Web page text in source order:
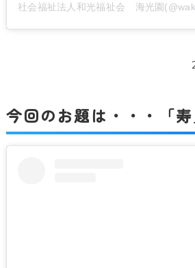
今回のお題は・・・「寿